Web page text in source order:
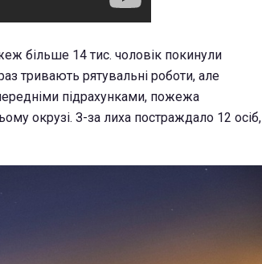
більше 14 тис. чоловік покинули
тривають рятувальні роботи, але
підрахунками, пожежа
окрузі. З-за лиха постраждало 12 осіб,